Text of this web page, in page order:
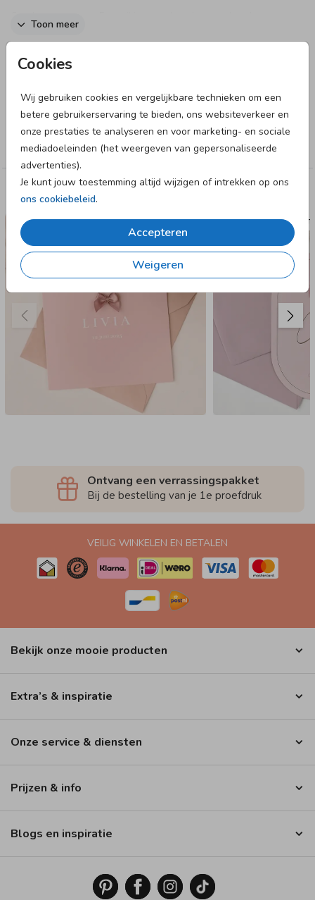
Cookies
Wij gebruiken cookies en vergelijkbare technieken om een
betere gebruikerservaring te bieden, ons websiteverkeer en
onze prestaties te analyseren en voor marketing- en sociale
mediadoeleinden (het weergeven van gepersonaliseerde
advertenties).
Je kunt jouw toestemming altijd wijzigen of intrekken op ons
ons cookiebeleid.
Accepteren
Weigeren
Wanneer je de geboortekaartjes ontvangt, kun je het kaartje
Zo werkt het:
Proefdruk - Bestel hier
je sample-set met voorbeeldjes
van alle kleuren strikjes voor €1,49
Geboortekaartjes bestellen - Bestel het strikje van jouw
keuze bij de bestelling van je kaarten. Een zakje met 25
Toon meer
Designer
Collectie
Meisje
Deze designs vind je misschien ook leuk
GEBOORTEKAARTJE
Ontvang een verrassingspakket
Bij de bestelling van je 1e proefdruk
VEILIG WINKELEN EN BETALEN
Bekijk onze mooie producten
Extra’s & inspiratie
Onze service & diensten
Prijzen & info
Blogs en inspiratie